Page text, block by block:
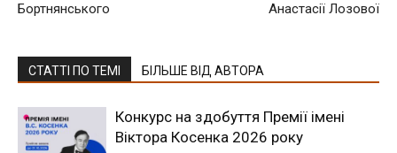
Бортнянського
Анастасії Лозової
СТАТТІ ПО ТЕМІ БІЛЬШЕ ВІД АВТОРА
Конкурс на здобуття Премії імені
Віктора Косенка 2026 року